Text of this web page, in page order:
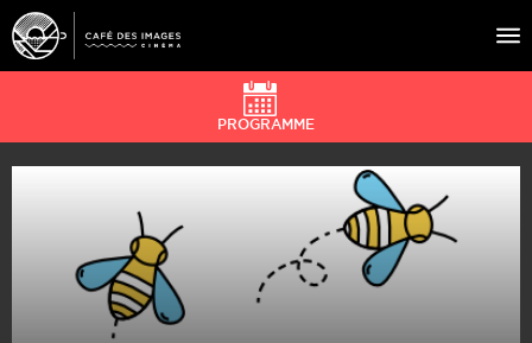
À L’AFFICHE
CAFÉ DU CINÉ
PRATIQUE
ÉDUCATION AUX IMAGES
PROGRAMME